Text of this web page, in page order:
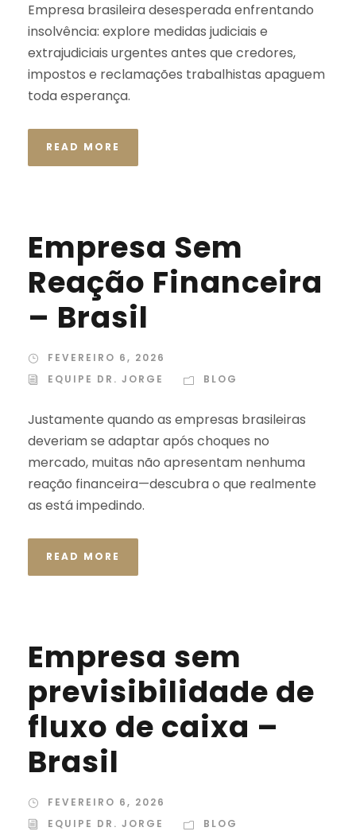
Empresa brasileira desesperada enfrentando
insolvência: explore medidas judiciais e
extrajudiciais urgentes antes que credores,
impostos e reclamações trabalhistas apaguem
toda esperança.
READ MORE
Empresa Sem
Reação Financeira
– Brasil
FEVEREIRO 6, 2026
EQUIPE DR. JORGE
BLOG
Justamente quando as empresas brasileiras
deveriam se adaptar após choques no
mercado, muitas não apresentam nenhuma
reação financeira—descubra o que realmente
as está impedindo.
READ MORE
Empresa sem
previsibilidade de
fluxo de caixa –
Brasil
FEVEREIRO 6, 2026
EQUIPE DR. JORGE
BLOG